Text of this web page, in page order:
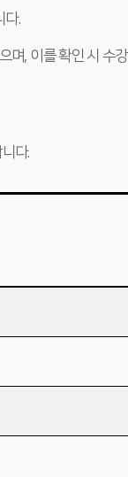
다.
며, 이를 확인 시 수
다.